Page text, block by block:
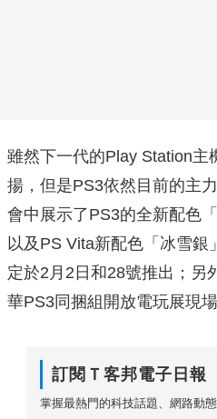
雖然下一代的Play Station主
揚，但是PS3依然目前的主
會中展示了PS3的全新配色
以及PS Vita新配色「冰雪
定於2月2日和28號推出；另
華PS3同捆組開放電玩展現場
訂閱Ｔ客邦電子日報
掌握最熱門的科技話題、網路動